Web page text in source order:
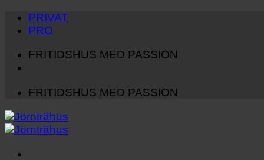
HoppaPRIVAT
PRO
FRITIDSHUS MED PASSION
FRITIDSHUS MED PASSION